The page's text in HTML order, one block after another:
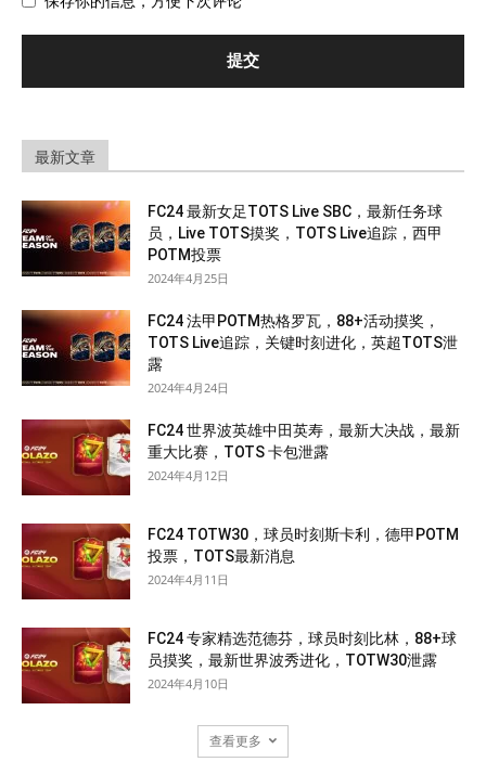
最新文章
FC24 最新女足TOTS Live SBC，最新任务球
员，Live TOTS摸奖，TOTS Live追踪，西甲
POTM投票
2024年4月25日
FC24 法甲POTM热格罗瓦，88+活动摸奖，
TOTS Live追踪，关键时刻进化，英超TOTS泄
露
2024年4月24日
FC24 世界波英雄中田英寿，最新大决战，最新
重大比赛，TOTS 卡包泄露
2024年4月12日
FC24 TOTW30，球员时刻斯卡利，德甲POTM
投票，TOTS最新消息
2024年4月11日
FC24 专家精选范德芬，球员时刻比林，88+球
员摸奖，最新世界波秀进化，TOTW30泄露
2024年4月10日
查看更多